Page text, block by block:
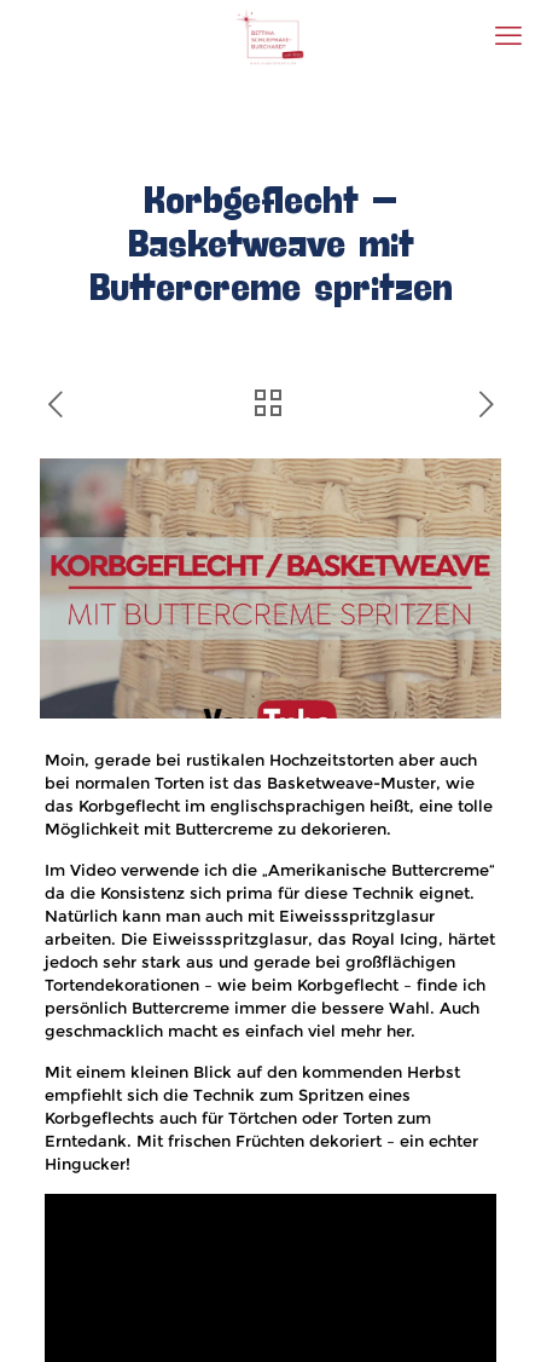
Korbgeflecht –
Basketweave mit
Buttercreme spritzen
Moin, gerade bei rustikalen Hochzeitstorten aber auch
bei normalen Torten ist das Basketweave-Muster, wie
das Korbgeflecht im englischsprachigen heißt, eine tolle
Möglichkeit mit Buttercreme zu dekorieren.
Im Video verwende ich die „Amerikanische Buttercreme“
da die Konsistenz sich prima für diese Technik eignet.
Natürlich kann man auch mit Eiweissspritzglasur
arbeiten. Die Eiweissspritzglasur, das Royal Icing, härtet
jedoch sehr stark aus und gerade bei großflächigen
Tortendekorationen – wie beim Korbgeflecht – finde ich
persönlich Buttercreme immer die bessere Wahl. Auch
geschmacklich macht es einfach viel mehr her.
Mit einem kleinen Blick auf den kommenden Herbst
empfiehlt sich die Technik zum Spritzen eines
Korbgeflechts auch für Törtchen oder Torten zum
Erntedank. Mit frischen Früchten dekoriert – ein echter
Hingucker!